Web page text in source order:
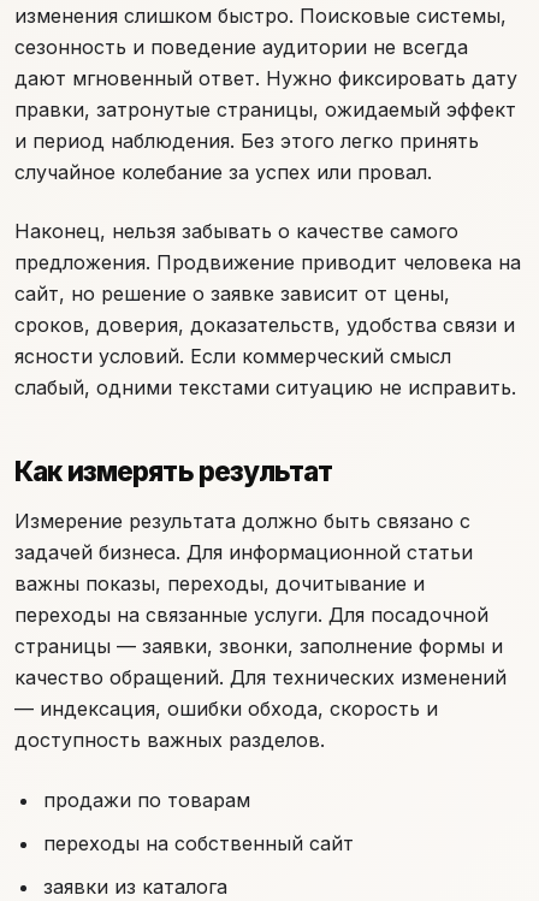
изменения слишком быстро. Поисковые системы,
сезонность и поведение аудитории не всегда
дают мгновенный ответ. Нужно фиксировать дату
правки, затронутые страницы, ожидаемый эффект
и период наблюдения. Без этого легко принять
случайное колебание за успех или провал.
Наконец, нельзя забывать о качестве самого
предложения. Продвижение приводит человека на
сайт, но решение о заявке зависит от цены,
сроков, доверия, доказательств, удобства связи и
ясности условий. Если коммерческий смысл
слабый, одними текстами ситуацию не исправить.
Как измерять результат
Измерение результата должно быть связано с
задачей бизнеса. Для информационной статьи
важны показы, переходы, дочитывание и
переходы на связанные услуги. Для посадочной
страницы — заявки, звонки, заполнение формы и
качество обращений. Для технических изменений
— индексация, ошибки обхода, скорость и
доступность важных разделов.
продажи по товарам
переходы на собственный сайт
заявки из каталога